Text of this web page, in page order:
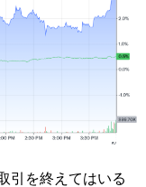
引を終えてはいる